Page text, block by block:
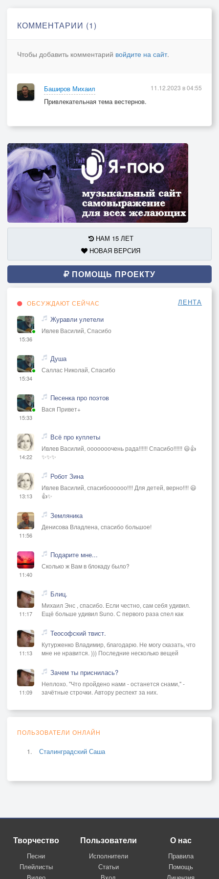
Вошёл улыбаясь туда как всегда.
Он был без нагана и был без ножа.
Налив себе виски он сел, закурил.
Сэр Джон не любил, чтоб мешали ему.
За что же ковбой ты ковбоя убил?
Лишь только зато, что красивей он жил.
Ты девушка в белом, ты рюмка вина,
Ты фея ночная, ты в небе луна.
И снова ковбои придут в этот бар,
Гуляйте ребята, пока Джона нет там.
КОММЕНТАРИИ (1)
Чтобы добавить комментарий войдите на сайт.
Баширов Михаил
Привлекательная тема вестернов.
11.12.2023 в 04:55
НАМ 15 ЛЕТ
НОВАЯ ВЕРСИЯ
ПОМОЩЬ ПРОЕКТУ
ОБСУЖДАЮТ СЕЙЧАС ЛЕНТА
15:36
Журавли улетели
Ивлев Василий, Спасибо
15:34
Душа
Саллас Николай, Спасибо
15:33
Песенка про поэтов
Вася Привет+
14:22
Всё про куплеты
Ивлев Василий, ооооооочень рада!!!!!! Спасибо!!!!!! 😃👍
✨✨✨
13:13
Робот Зина
Ивлев Василий, спасибоооооо!!!! Для детей, верно!!!! 😃
👍✨
11:56
Земляника
Денисова Владлена, спасибо большое!
11:40
Подарите мне...
Сколько ж Вам в блокаду было?
11:17
Блиц.
Михаил Энс , спасибо. Если честно, сам себя удивил.
Ещё больше удивил Suno. С первого раза спел как
11:13
Теософский твист.
Кутурженко Владимир, благодарю. Не могу сказать, что
мне не нравится. ))) Последние несколько вещей
11:09
Зачем ты приснилась?
Неплохо. "Что пройдено нами - останется снами," -
зачётные строчки. Автору респект за них.
ПОЛЬЗОВАТЕЛИ ОНЛАЙН
Сталинградский Саша
Творчество
Песни
Плейлисты
Пользователи
Исполнители
Статьи
О нас
Правила
Помощь